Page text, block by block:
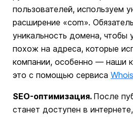
пользователей, используем
расширение «com».
уникальность домена, чтобы
похож на адреса, которые
компании, особенно — наши
это с помощью сервиса Whois
SEO-оптимизация. После
станет доступен в